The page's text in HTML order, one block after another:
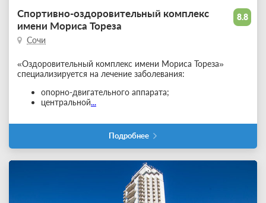
8.8
Спортивно-оздоровительный комплекс
имени Мориса Тореза
Сочи
«Оздоровительный комплекс имени Мориса Тореза»
специализируется на лечение заболевания:
опорно-двигательного аппарата;
центральной...
Подробнее